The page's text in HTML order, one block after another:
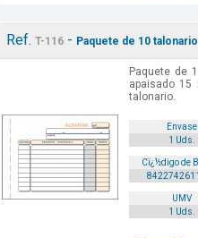
Ref. T-116- Paquete de 10
Paquete de
apaisado
talonario.
Envase
1 Uds.
Cï¿½digo de
UMV
1 Uds.